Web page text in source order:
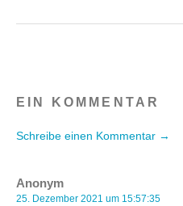
EIN KOMMENTAR
Schreibe einen Kommentar →
Anonym
25. Dezember 2021 um 15:57:35